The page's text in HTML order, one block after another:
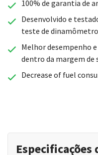
100% de garantia de
Desenvolvido e
teste de
Melhor desempenho
dentro da margem de
Decrease of fuel